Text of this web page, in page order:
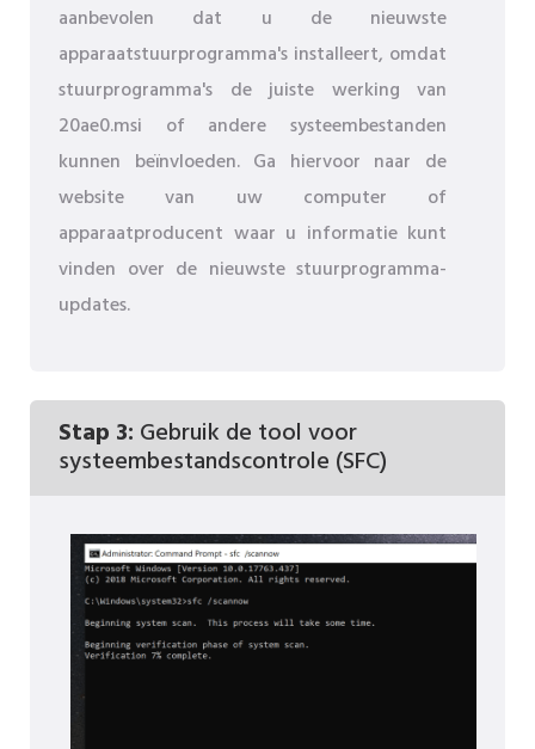
aanbevolen dat u de nieuwste
apparaatstuurprogramma's installeert, omdat
stuurprogramma's de juiste werking van
20ae0.msi of andere systeembestanden
kunnen beïnvloeden. Ga hiervoor naar de
website van uw computer of
apparaatproducent waar u informatie kunt
vinden over de nieuwste stuurprogramma-
updates.
Stap 3: Gebruik de tool voor
systeembestandscontrole (SFC)